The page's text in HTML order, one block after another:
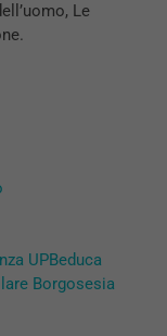
Le
UPBeduca
Borgosesia